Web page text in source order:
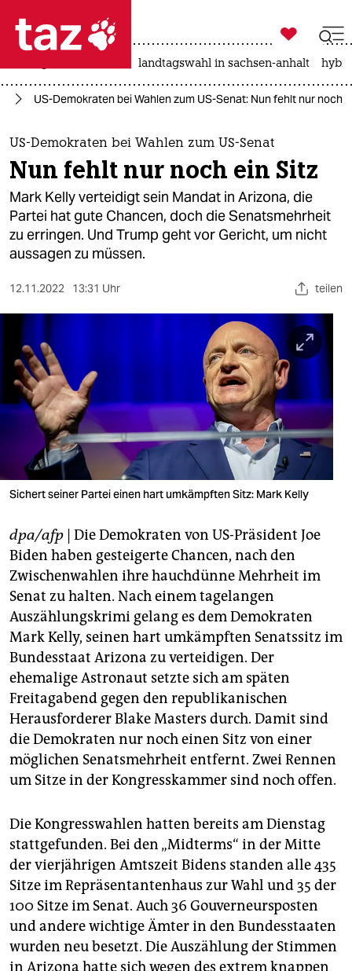
 taz zahl ich
taz zahl ich
themen
politik
öko
gesellschaft
kultur
sport
berlin
nord
wahrheit
verlag
verlag
shop
fragen & hilfe
unterstützen
abo
genossenschaft
epaper login

taz zahl ich
landtagswahl in sachsen-anhalt
US-Demokraten bei Wahlen zum US-Senat: Nun fehlt nur noch
US-Demokraten bei Wahlen zum US-Senat
Nun fehlt nur noch ein Sitz
Mark Kelly verteidigt sein Mandat in Arizona, die
Partei hat gute Chancen, doch die Senatsmehrheit
zu erringen. Und Trump geht vor Gericht, um nicht
aussagen zu müssen.
12.11.2022 13:31 Uhr teilen
Sichert seiner Partei einen hart umkämpften Sitz: Mark Kelly
dpa/afp | Die Demokraten von US-Präsident Joe
Biden haben gesteigerte Chancen, nach den
Zwischenwahlen ihre hauchdünne Mehrheit im
Senat zu halten. Nach einem tagelangen
Auszählungskrimi gelang es dem Demokraten
Mark Kelly, seinen hart umkämpften Senatssitz im
Bundesstaat Arizona zu verteidigen. Der
ehemalige Astronaut setzte sich am späten
Freitagabend gegen den republikanischen
Herausforderer Blake Masters durch. Damit sind
die Demokraten nur noch einen Sitz von einer
möglichen Senatsmehrheit entfernt. Zwei Rennen
um Sitze in der Kongresskammer sind noch offen.
Die Kongresswahlen hatten bereits am Dienstag
stattgefunden. Bei den „Midterms“ in der Mitte
der vierjährigen Amtszeit Bidens standen alle 435
Sitze im Repräsentantenhaus zur Wahl und 35 der
100 Sitze im Senat. Auch 36 Gouverneursposten
und andere wichtige Ämter in den Bundesstaaten
wurden neu besetzt. Die Auszählung der Stimmen
in Arizona hatte sich wegen des extrem knappen